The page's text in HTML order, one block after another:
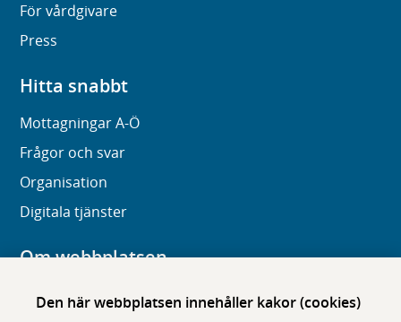
Den här webbplatsen innehåller kakor (cookies)
För vårdgivare
Press
Hitta snabbt
Mottagningar A-Ö
Frågor och svar
Organisation
Digitala tjänster
Om webbplatsen
Om karolinska.se